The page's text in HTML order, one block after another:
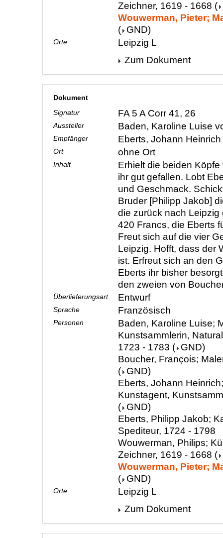
Zeichner, 1619 - 1668 (
Wouwerman, Pieter;
( GND)
Orte
Leipzig L
Zum Dokument
Dokument
Signatur
FA 5 A Corr 41, 26
Aussteller Baden, Karoline Luise
Empfänger Eberts, Johann Heinrich
Ort ohne Ort
Inhalt
Erhielt die beiden
ihr gut gefallen. Lobt
und Geschmack.
Bruder [Philipp Jakob]
die zurück nach Leipzig
420 Francs, die Eberts
Freut sich auf die vier
Leipzig. Hofft, dass der
ist. Erfreut sich an den
Eberts ihr bisher
den zweien von
Überlieferungsart Entwurf
Sprache Französisch
Personen
Baden, Karoline Luise;
Kunstsammlerin,
1723 - 1783 ( GND)
Boucher, François;
( GND)
Eberts, Johann
Kunstagent,
( GND)
Eberts, Philipp Jakob;
Spediteur, 1724 - 1798
Wouwerman, Philips;
Zeichner, 1619 - 1668 (
Wouwerman, Pieter;
( GND)
Orte
Leipzig L
Zum Dokument